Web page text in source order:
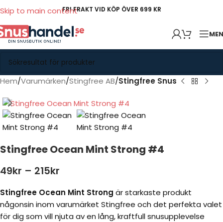
Skip to main contentFRI FRAKT VID KÖP ÖVER 699 KR
Hem Varumärken Stingfree AB Stingfree Snus
Stingfree Ocean Mint Strong #4
49kr – 215kr
Stingfree Ocean Mint Strong är starkaste produkt
någonsin inom varumärket Stingfree och det perfekta valet
för dig som vill njuta av en lång, kraftfull snusupplevelse